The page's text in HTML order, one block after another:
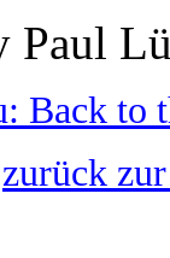
Back to
zurück